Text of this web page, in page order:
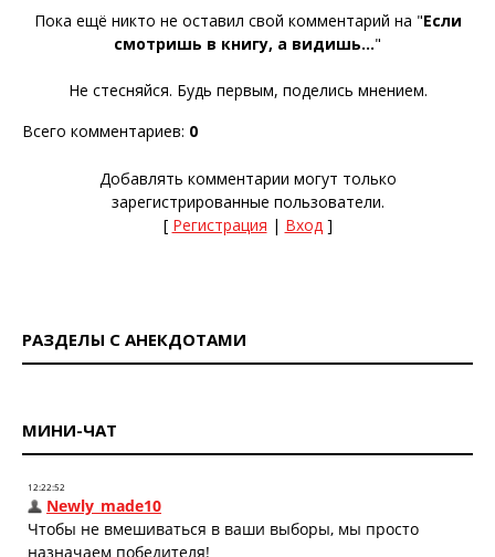
Пока ещё никто не оставил свой комментарий на "Если
смотришь в книгу, а видишь..."
Не стесняйся. Будь первым, поделись мнением.
Всего комментариев: 0
Добавлять комментарии могут только
зарегистрированные пользователи.
[ Регистрация | Вход]
РАЗДЕЛЫ С АНЕКДОТАМИ
МИНИ-ЧАТ